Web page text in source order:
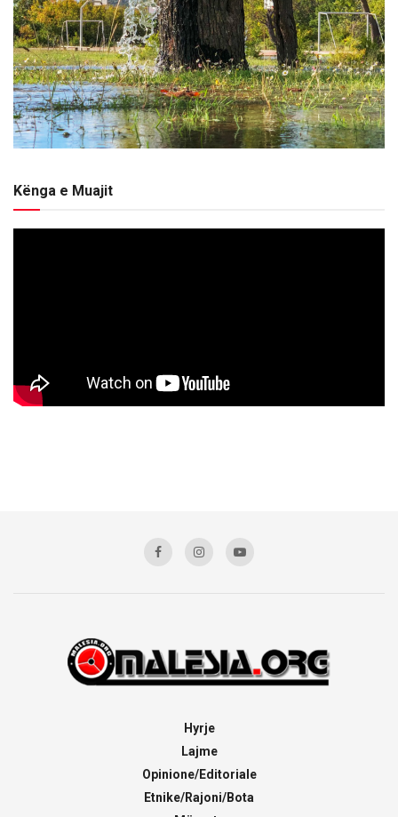
Kënga e Muajit
Hyrje
Lajme
Opinione/Editoriale
Etnike/Rajoni/Bota